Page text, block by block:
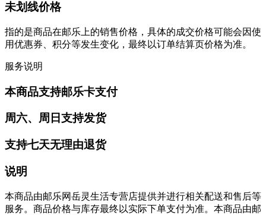
未划线价格
指的是商品在邮乐上的销售价格，具体的成交价格可能会因使
用优惠券、积分等发生变化，最终以订单结算页价格为准。
服务说明
本商品支持邮乐卡支付
周六、周日支持发货
支持七天无理由退货
说明
本商品由邮乐网岳灵生活专营店提供并进行相关配送和售后等
服务。商品价格与库存最终以实际下单支付为准。本商品由邮